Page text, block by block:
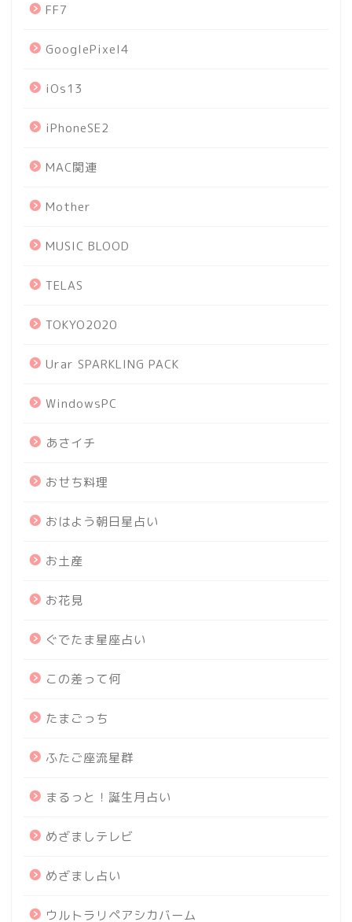
FF7
GooglePixel4
iOs13
iPhoneSE2
MAC関連
Mother
MUSIC BLOOD
TELAS
TOKYO2020
Urar SPARKLING PACK
WindowsPC
あさイチ
おせち料理
おはよう朝日星占い
お土産
お花見
ぐでたま星座占い
この差って何
たまごっち
ふたご座流星群
まるっと！誕生月占い
めざましテレビ
めざまし占い
ウルトラリペアシカバーム